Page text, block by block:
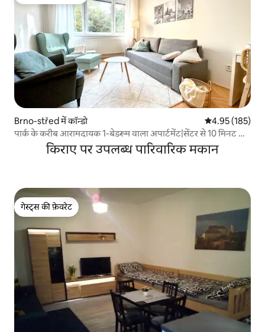
Brno-střed में कॉन्डो औसत रेटिंग 5 में से
4.95 (185)
पार्क के करीब आरामदायक 1-बेडरूम वाला अपार्टमेंट|सेंटर से 10 मिनट की
किराए पर उपलब्ध पारिवारिक मकान
गेस्ट्स की फ़ेवरेट
गेस्ट्स की फ़ेवरेट